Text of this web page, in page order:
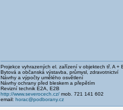
Projekce vyhrazených el. zařízení v objektech tř. A +
Bytová a občanská výstavba, průmysl, zdravotnictví
Návrhy a výpočty umělého osvětlení
Návrhy ochrany před bleskem a přepětím
Revizní technik E2A, E2B
http://www.severocech.cz/mob. 721 141 602
email: horac@podborany.cz